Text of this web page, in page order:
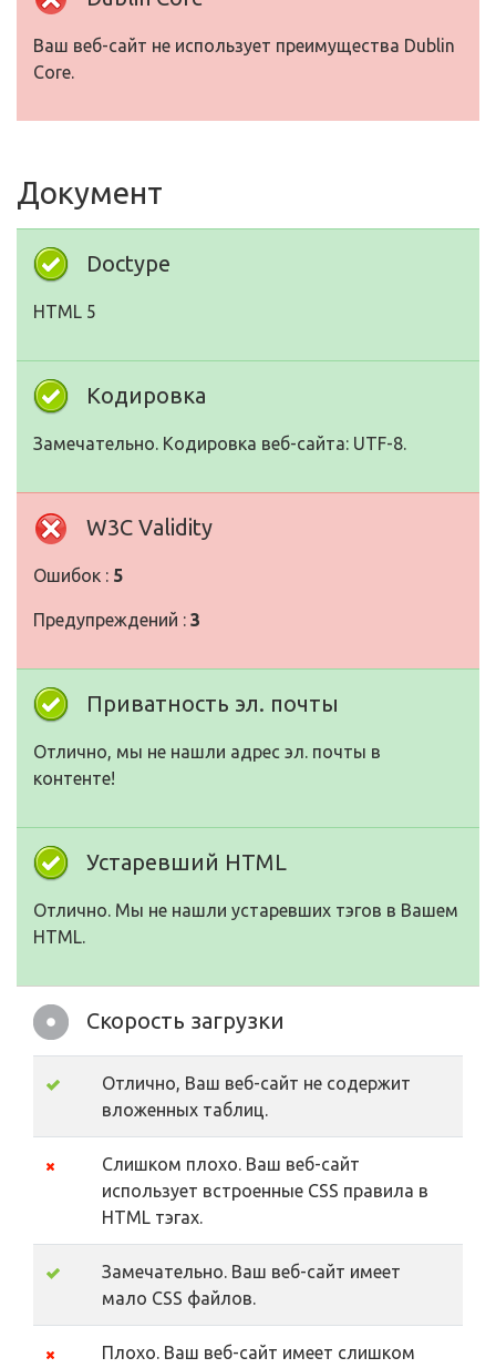
Ваш веб-сайт не использует преимущества Dublin
Core.
Документ
Doctype
HTML 5
Кодировка
Замечательно. Кодировка веб-сайта: UTF-8.
W3C Validity
Ошибок : 5
Предупреждений : 3
Приватность эл. почты
Отлично, мы не нашли адрес эл. почты в
контенте!
Устаревший HTML
Отлично. Мы не нашли устаревших тэгов в Вашем
HTML.
Скорость загрузки
Отлично, Ваш веб-сайт не содержит
вложенных таблиц.
Слишком плохо. Ваш веб-сайт
использует встроенные CSS правила в
HTML тэгах.
Замечательно. Ваш веб-сайт имеет
мало CSS файлов.
Плохо. Ваш веб-сайт имеет слишком